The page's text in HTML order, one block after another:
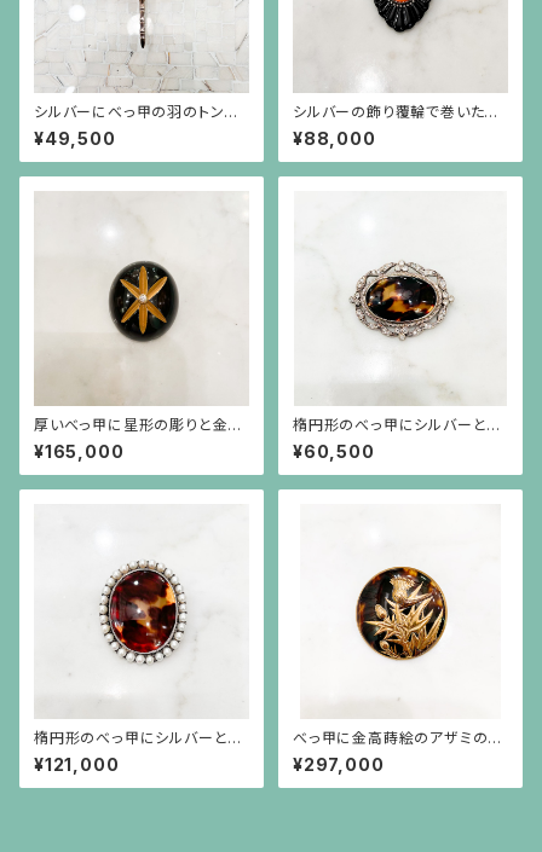
シルバーにべっ甲の羽のトンボ
のブローチ（小）
¥49,500
シルバーの飾り覆輪で巻いたオ
レンジ珊瑚とべっ甲のブローチ
¥88,000
厚いべっ甲に星形の彫りと金蒔
絵、18金で覆輪されたダイヤモ
ンドのブローチ
¥165,000
楕円形のべっ甲にシルバーとラ
インストーンのフレームのブロ
ーチ
¥60,500
楕円形のべっ甲にシルバーと真
珠のフレームのブローチ
¥121,000
べっ甲に金高蒔絵のアザミのブ
ローチ
¥297,000